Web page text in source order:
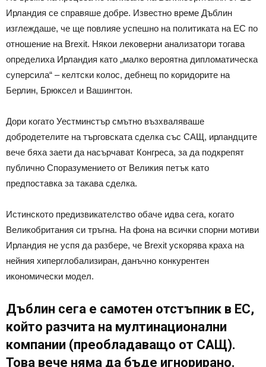
Ирландия се справяше добре. Известно време Дъблин
изглеждаше, че ще повлияе успешно на политиката на ЕС по
отношение на Brexit. Някои лековерни анализатори тогава
определиха Ирландия като „малко вероятна дипломатическа
суперсила“ – келтски колос, дебнещ по коридорите на
Берлин, Брюксел и Вашингтон.
Дори когато Уестминстър смътно възхваляваше
добродетелите на търговската сделка със САЩ, ирландците
вече бяха заети да насърчават Конгреса, за да подкрепят
публично Споразумението от Великия петък като
предпоставка за такава сделка.
Истинското предизвикателство обаче идва сега, когато
Великобритания си тръгна. На фона на всички спорни мотиви
Ирландия не успя да разбере, че Brexit ускорява краха на
нейния хиперглобализиран, данъчно конкурентен
икономически модел.
Дъблин сега е самотен отстъпник в ЕС,
който разчита на мултинационални
компании (преобладаващо от САЩ).
Това вече няма да бъде игнорирано.